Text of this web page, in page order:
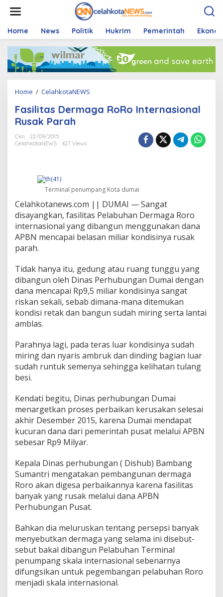
t
Home News Politik Hukrim Pemerintah
Home / CelahkotaNEWS
s
r
a
g
a
R
I
n
t
e
r
n
i
n
a
u
a
k
P
h
Fasilitas Dermaga RoRo Internasional
Rusak Parah
Ckn
22/09/2015
CelahkotaNEWS
427 Views
Terminal penumpang Kota dumai
Celahkotanews.com || DUMAI — Sangat
disayangkan, fasilitas Pelabuhan Dermaga Roro
internasional yang dibangun menggunakan dana
APBN mencapai belasan miliar kondisinya rusak
parah.
Tidak hanya itu, gedung atau ruang tunggu yang
dibangun oleh Dinas Perhubungan Dumai dengan
dana mencapai Rp9,5 miliar kondisinya sangat
riskan sekali, sebab dimana-mana ditemukan
kondisi retak dan bangun sudah miring serta lantai
amblas.
Parahnya lagi, pada teras luar kondisinya sudah
miring dan nyaris ambruk dan dinding bagian luar
sudah runtuk semenya sehingga kelihatan tulang
besi.
Kendati begitu, Dinas perhubungan Dumai
menargetkan proses perbaikan kerusakan selesai
akhir Desember 2015, karena Dumai mendapat
kucuran dana dari pemerintah pusat melalui APBN
sebesar Rp9 Milyar.
Kepala Dinas perhubungan ( Dishub) Bambang
Sumantri mengatakan pembangunan dermaga
Roro akan digesa perbaikannya karena fasilitas
banyak yang rusak melalui dana APBN
Perhubungan Pusat.
Bahkan dia meluruskan tentang persepsi banyak
menyebutkan dermaga yang selama ini disebut-
sebut bakal dibangun Pelabuhan Terminal
penumpang skala internasional sebenarnya
difungsikan untuk pegembangan pelabuhan Roro
menjadi skala internasional.